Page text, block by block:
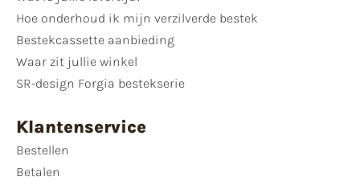
Hoe onderhoud ik mijn verzilverde bestek
Bestekcassette aanbieding
Waar zit jullie winkel
SR-design Forgia bestekserie
Klantenservice
Bestellen
Betalen